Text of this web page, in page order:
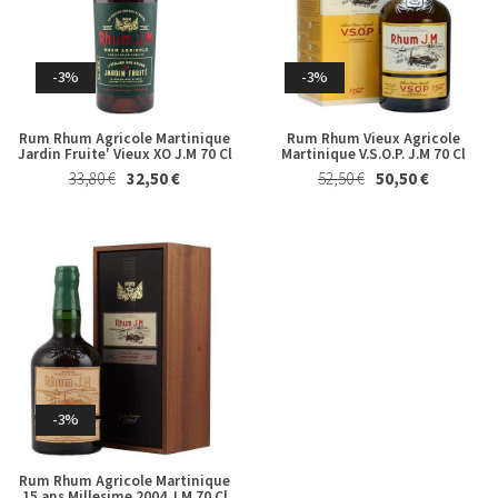
15,50 € 14,50 €
Derthona Timorasso Colli
Tortonesi La Spinetta 2023
26,50 € 25,50 €
-3%
Rum Rhum Agricole Martinique
Jardin Fruite' Vieux XO J.M 70 Cl
33,80 € 32,50 €
-3%
Rum Rhum Vieux Agricole
Martinique V.S.O.P. J.M 70 Cl
52,50 € 50,50 €
-3%
Rum Rhum Agricole Martinique
Whisky & Whiskey